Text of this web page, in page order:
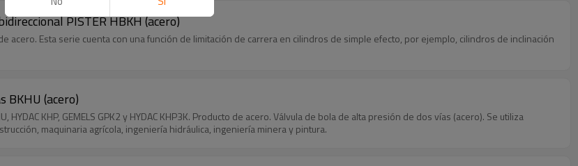
PISTER HBKH (acero)
acero. Esta serie cuenta con una función de limitación de carrera en cilindros de simple efecto, por ejemplo, cilindros de inclinación
BKHU (acero)
HYDAC KHP, GEMELS GPK2 y HYDAC KHP3K. Producto de acero. Válvula de bola de alta presión de dos vías (acero). Se utiliza
maquinaria agrícola, ingeniería hidráulica, ingeniería minera y pintura.